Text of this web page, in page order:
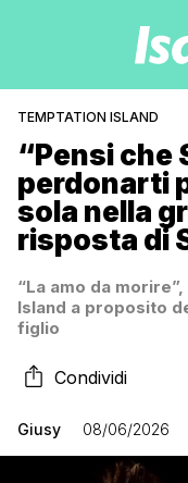
TEMPTATION ISLAND
“Pensi che
perdonarti
sola nella
risposta di
“La amo da
Island a proposito
figlio
Condividi
Giusy 08/06/2026